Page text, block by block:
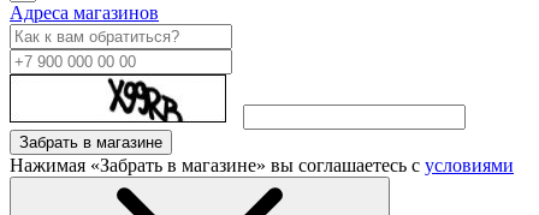
Адреса магазинов
Забрать в магазине
Нажимая «Забрать в магазине» вы соглашаетесь с условиями